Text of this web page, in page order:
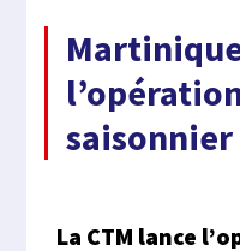
saisonnier
La CTM lance